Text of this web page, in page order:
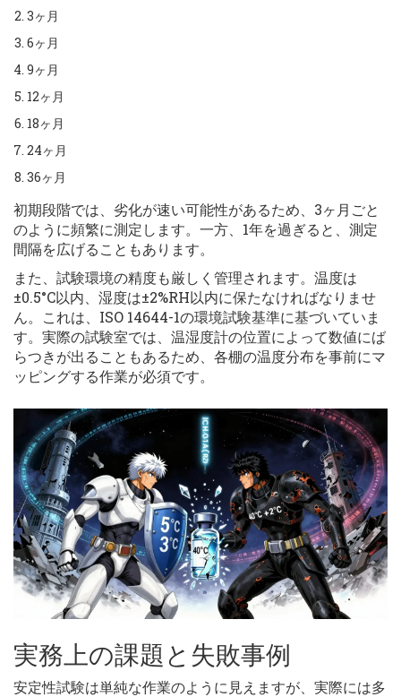
3ヶ月
6ヶ月
9ヶ月
12ヶ月
18ヶ月
24ヶ月
36ヶ月
初期段階では、劣化が速い可能性があるため、3ヶ月ごと
のように頻繁に測定します。一方、1年を過ぎると、測定
間隔を広げることもあります。
また、試験環境の精度も厳しく管理されます。温度は
±0.5°C以内、湿度は±2%RH以内に保たなければなりませ
ん。これは、ISO 14644-1の環境試験基準に基づいていま
す。実際の試験室では、温湿度計の位置によって数値にば
らつきが出ることもあるため、各棚の温度分布を事前にマ
ッピングする作業が必須です。
実務上の課題と失敗事例
安定性試験は単純な作業のように見えますが、実際には多